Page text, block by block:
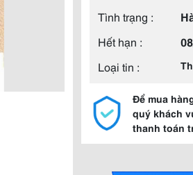
Tình trạng :
Hết hạn :
Loại tin :
Để mua
quý khách
thanh toán